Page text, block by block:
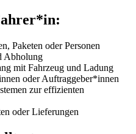
Paketen oder Personen
Abholung
mit Fahrzeug und Ladung
oder Auftraggeber*innen
zur effizienten
oder Lieferungen